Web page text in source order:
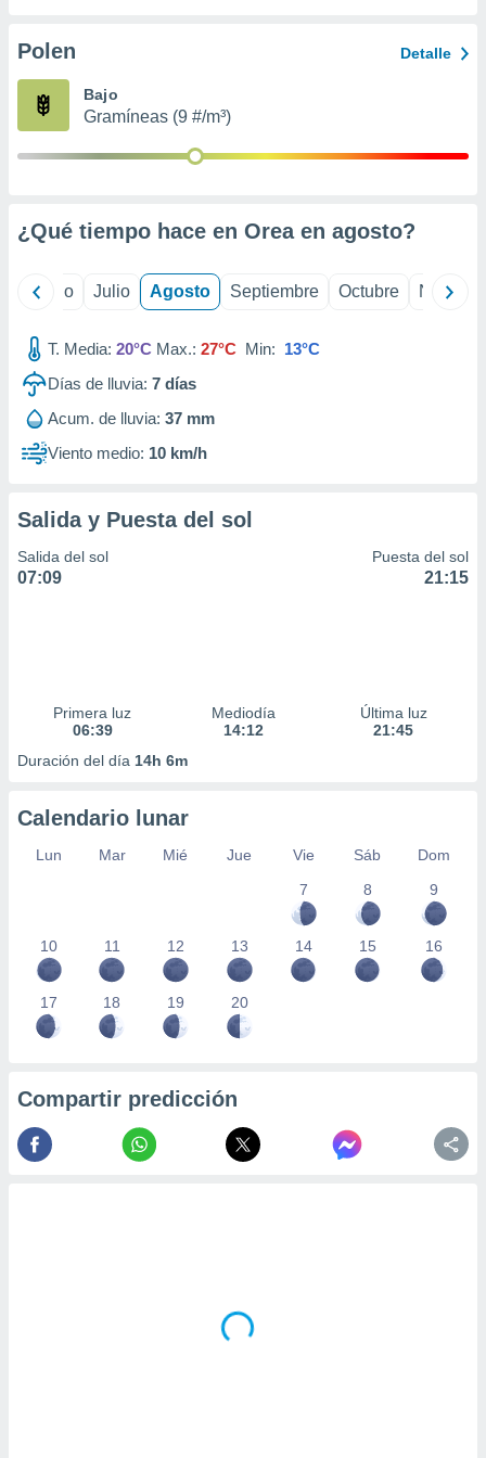
e
mediante
publicidad
publicidad
1199
Polen Detalle
Bajo
Gramíneas (9 #/m³)
¿Qué tiempo hace en Orea en agosto?
Junio Julio Agosto Septiembre Octubre
T. Media: 20°C Max.: 27°C Min: 13°C
Días de lluvia: 7 días
Acum. de lluvia: 37 mm
Viento medio: 10 km/h
Salida y Puesta del sol
Salida del sol
07:09
Puesta del sol
21:15
Primera luz
06:39
Mediodía
14:12
Última luz
21:45
Duración del día 14h 6m
Calendario lunar
Lun Mar Mié Jue Vie Sáb
Dom
7
8 9
10 11 12 13 14 15 16
17 18 19 20
Compartir predicción